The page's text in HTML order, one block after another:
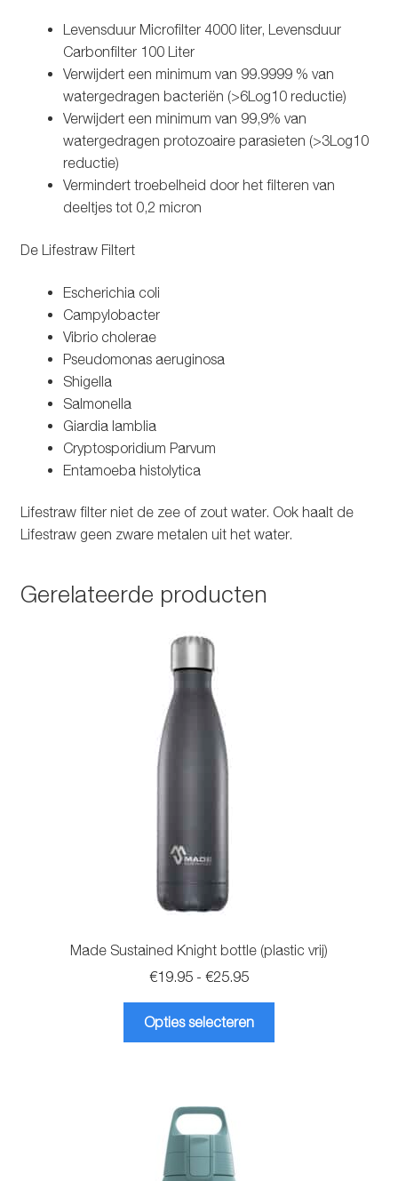
Levensduur Microfilter 4000 liter, Levensduur
Carbonfilter 100 Liter
Verwijdert een minimum van 99.9999 % van
watergedragen bacteriën (>6Log10 reductie)
Verwijdert een minimum van 99,9% van
watergedragen protozoaire parasieten (>3Log10
reductie)
Vermindert troebelheid door het filteren van
deeltjes tot 0,2 micron
De Lifestraw Filtert
Escherichia coli
Campylobacter
Vibrio cholerae
Pseudomonas aeruginosa
Shigella
Salmonella
Giardia lamblia
Cryptosporidium Parvum
Entamoeba histolytica
Lifestraw filter niet de zee of zout water. Ook haalt de
Lifestraw geen zware metalen uit het water.
Gerelateerde producten
Made Sustained Knight bottle (plastic vrij)
€19.95 - €25.95Prijsklasse:
tot
€25.95
Opties selecteren